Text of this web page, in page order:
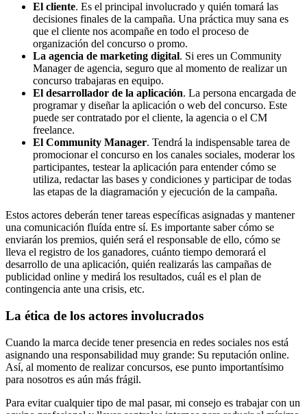
El cliente. Es el principal involucrado y quién tomará las
decisiones finales de la campaña. Una práctica muy sana es
que el cliente nos acompañe en todo el proceso de
organización del concurso o promo.
La agencia de marketing digital. Si eres un Community
Manager de agencia, seguro que al momento de realizar un
concurso trabajaras en equipo.
El desarrollador de la aplicación. La persona encargada de
programar y diseñar la aplicación o web del concurso. Este
puede ser contratado por el cliente, la agencia o el CM
freelance.
El Community Manager. Tendrá la indispensable tarea de
promocionar el concurso en los canales sociales, moderar los
participantes, testear la aplicación para entender cómo se
utiliza, redactar las bases y condiciones y participar de todas
las etapas de la diagramación y ejecución de la campaña.
Estos actores deberán tener tareas específicas asignadas y mantener
una comunicación fluída entre sí. Es importante saber cómo se
enviarán los premios, quién será el responsable de ello, cómo se
lleva el registro de los ganadores, cuánto tiempo demorará el
desarrollo de una aplicación, quién realizarás las campañas de
publicidad online y medirá los resultados, cuál es el plan de
contingencia ante una crisis, etc.
La ética de los actores involucrados
Cuando la marca decide tener presencia en redes sociales nos está
asignando una responsabilidad muy grande: Su reputación online.
Así, al momento de realizar concursos, ese punto importantísimo
para nosotros es aún más frágil.
Para evitar cualquier tipo de mal pasar, mi consejo es trabajar con un